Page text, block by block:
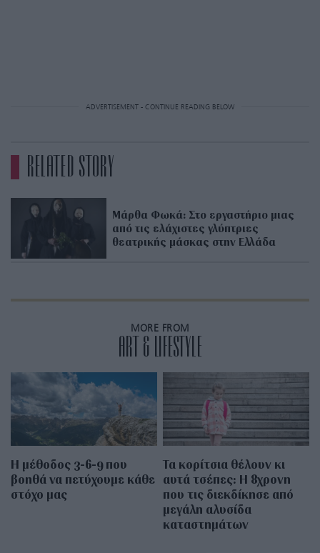
ADVERTISEMENT - CONTINUE READING BELOW
RELATED STORY
Μάρθα Φωκά: Στο εργαστήριο μιας
από τις ελάχιστες γλύπτριες
θεατρικής μάσκας στην Ελλάδα
MORE FROM
ART & LIFESTYLE
Η μέθοδος 3-6-9 που
βοηθά να πετύχουμε κάθε
στόχο μας
Τα κορίτσια θέλουν κι
αυτά τσέπες: Η 8χρονη
που τις διεκδίκησε από
μεγάλη αλυσίδα
καταστημάτων